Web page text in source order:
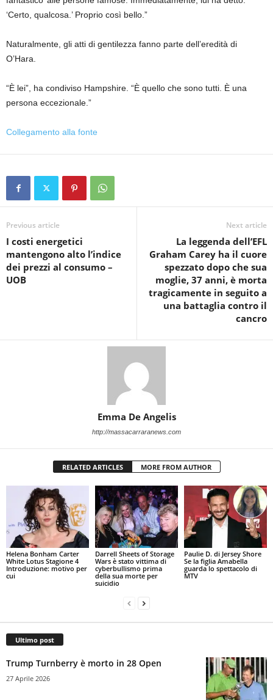
‘Certo, qualcosa.’ Proprio così bello.”
Naturalmente, gli atti di gentilezza fanno parte dell’eredità di
O’Hara.
“È lei”, ha condiviso Hampshire. “È quello che sono tutti. È una
persona eccezionale.”
Collegamento alla fonte
Previous article
I costi energetici
mantengono alto l’indice
dei prezzi al consumo –
UOB
Next article
La leggenda dell’EFL
Graham Carey ha il cuore
spezzato dopo che sua
moglie, 37 anni, è morta
tragicamente in seguito a
una battaglia contro il
cancro
Emma De Angelis
http://massacarraranews.com
RELATED ARTICLES MORE FROM AUTHOR
Helena Bonham Carter
White Lotus Stagione 4
Introduzione: motivo per
cui
Darrell Sheets of Storage
Wars è stato vittima di
cyberbullismo prima
della sua morte per
suicidio
Paulie D. di Jersey Shore
Se la figlia Amabella
guarda lo spettacolo di
MTV
Ultimo post
Trump Turnberry è morto in 28 Open
27 Aprile 2026